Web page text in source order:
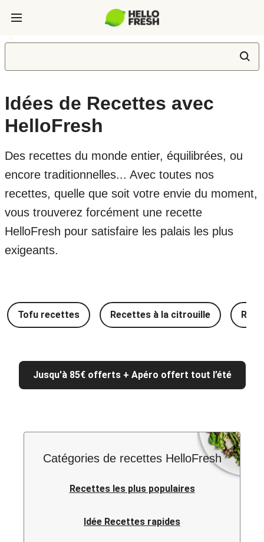
Idées de Recettes avec
HelloFresh
Des recettes du monde entier, équilibrées, ou
encore traditionnelles... Avec toutes nos
recettes, quelle que soit votre envie du moment,
vous trouverez forcément une recette
HelloFresh pour satisfaire les palais les plus
exigeants.
Tofu recettes Recettes à la citrouille
Jusqu'à 85€ offerts + Apéro offert tout l’été
Catégories de recettes HelloFresh
Recettes les plus populaires
Idée Recettes rapides